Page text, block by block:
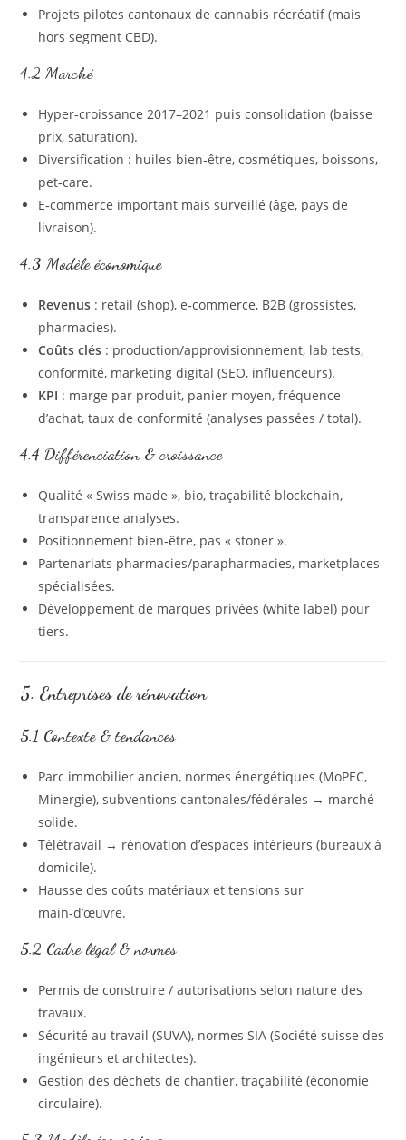
Projets pilotes cantonaux de cannabis récréatif (mais
hors segment CBD).
4.2 Marché
Hyper‑croissance 2017–2021 puis consolidation (baisse
prix, saturation).
Diversification : huiles bien‑être, cosmétiques, boissons,
pet‑care.
E‑commerce important mais surveillé (âge, pays de
livraison).
4.3 Modèle économique
Revenus : retail (shop), e‑commerce, B2B (grossistes,
pharmacies).
Coûts clés : production/approvisionnement, lab tests,
conformité, marketing digital (SEO, influenceurs).
KPI : marge par produit, panier moyen, fréquence
d’achat, taux de conformité (analyses passées / total).
4.4 Différenciation & croissance
Qualité « Swiss made », bio, traçabilité blockchain,
transparence analyses.
Positionnement bien‑être, pas « stoner ».
Partenariats pharmacies/parapharmacies, marketplaces
spécialisées.
Développement de marques privées (white label) pour
tiers.
5. Entreprises de rénovation
5.1 Contexte & tendances
Parc immobilier ancien, normes énergétiques (MoPEC,
Minergie), subventions cantonales/fédérales → marché
solide.
Télétravail → rénovation d’espaces intérieurs (bureaux à
domicile).
Hausse des coûts matériaux et tensions sur
main‑d’œuvre.
5.2 Cadre légal & normes
Permis de construire / autorisations selon nature des
travaux.
Sécurité au travail (SUVA), normes SIA (Société suisse des
ingénieurs et architectes).
Gestion des déchets de chantier, traçabilité (économie
circulaire).